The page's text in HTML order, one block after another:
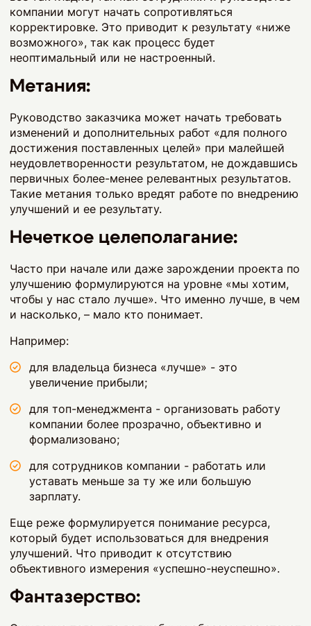
компании могут начать сопротивляться
корректировке. Это приводит к результату «ниже
возможного», так как процесс будет
неоптимальный или не настроенный.
Метания:
Руководство заказчика может начать требовать
изменений и дополнительных работ «для полного
достижения поставленных целей» при малейшей
неудовлетворенности результатом, не дождавшись
первичных более-менее релевантных результатов.
Такие метания только вредят работе по внедрению
улучшений и ее результату.
Нечеткое целеполагание:
Часто при начале или даже зарождении проекта по
улучшению формулируются на уровне «мы хотим,
чтобы у нас стало лучше». Что именно лучше, в чем
и насколько, – мало кто понимает.
Например:
для владельца бизнеса «лучше» - это
увеличение прибыли;
для топ-менеджмента - организовать работу
компании более прозрачно, объективно и
формализовано;
для сотрудников компании - работать или
уставать меньше за ту же или большую
зарплату.
Еще реже формулируется понимание ресурса,
который будет использоваться для внедрения
улучшений. Что приводит к отсутствию
объективного измерения «успешно-неуспешно».
Фантазерство: